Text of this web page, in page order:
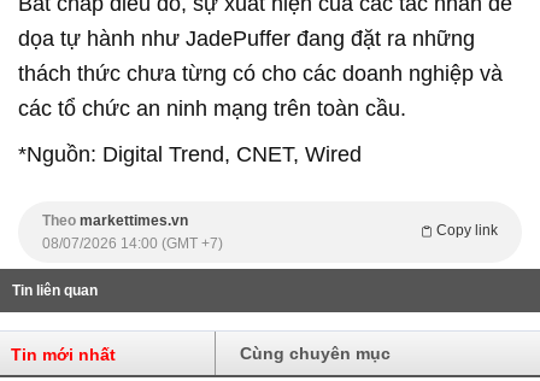
dọa tự hành như JadePuffer đang đặt ra những
thách thức chưa từng có cho các doanh nghiệp và
các tổ chức an ninh mạng trên toàn cầu.
*Nguồn: Digital Trend, CNET, Wired
Theo markettimes.vn
Copy link
08/07/2026 14:00 (GMT +7)
Tin liên quan
Tin mới nhất Cùng chuyên mục